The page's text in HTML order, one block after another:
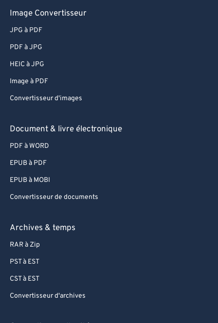
Image Convertisseur
JPG à PDF
PDF à JPG
HEIC à JPG
Image à PDF
Convertisseur d'images
Document & livre électronique
PDF à WORD
EPUB à PDF
EPUB à MOBI
Convertisseur de documents
Archives & temps
RAR à Zip
PST à EST
CST à EST
Convertisseur d'archives